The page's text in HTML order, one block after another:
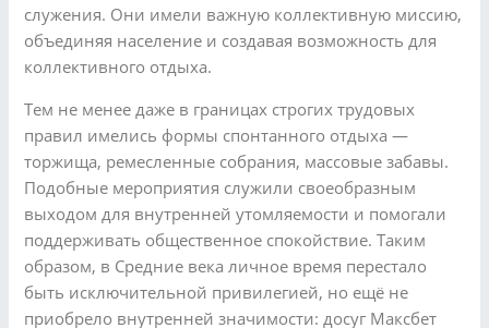
служения. Они имели важную коллективную миссию,
объединяя население и создавая возможность для
коллективного отдыха.
Тем не менее даже в границах строгих трудовых
правил имелись формы спонтанного отдыха —
торжища, ремесленные собрания, массовые забавы.
Подобные мероприятия служили своеобразным
выходом для внутренней утомляемости и помогали
поддерживать общественное спокойствие. Таким
образом, в Средние века личное время перестало
быть исключительной привилегией, но ещё не
приобрело внутренней значимости: досуг Максбет